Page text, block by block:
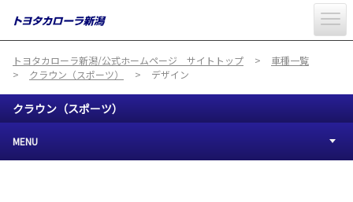
トヨタカローラ新潟/公式ホームページ サイトトップ
車種一覧
クラウン（スポーツ）
デザイン
クラウン（スポーツ）
MENU